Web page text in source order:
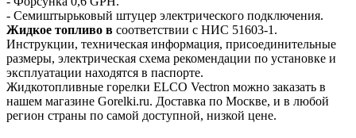
- Семиштырьковый штуцер электрического подключения.
Жидкое топливо в соответствии с НИС 51603-1.
Инструкции, техническая информация, присоединительные
размеры, электрическая схема рекомендации по установке и
эксплуатации находятся в паспорте.
Жидкотопливные горелки ELCO Vectron можно заказать в
нашем магазине Gorelki.ru. Доставка по Москве, и в любой
регион страны по самой доступной, низкой цене.